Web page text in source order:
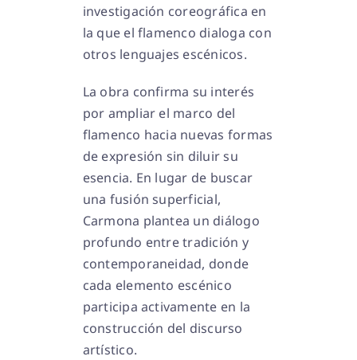
investigación coreográfica en
la que el flamenco dialoga con
otros lenguajes escénicos.
La obra confirma su interés
por ampliar el marco del
flamenco hacia nuevas formas
de expresión sin diluir su
esencia. En lugar de buscar
una fusión superficial,
Carmona plantea un diálogo
profundo entre tradición y
contemporaneidad, donde
cada elemento escénico
participa activamente en la
construcción del discurso
artístico.